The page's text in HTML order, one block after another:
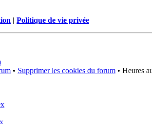
| Politique de vie privée
• Supprimer les cookies du forum • Heures